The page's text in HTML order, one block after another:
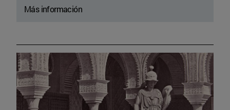
Más información